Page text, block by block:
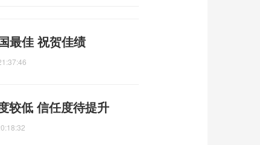
最佳 祝贺佳绩
较低 信任度待提升